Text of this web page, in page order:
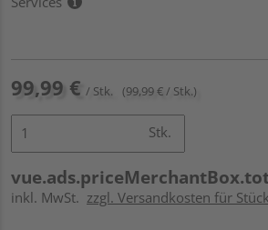
99,99 € / Stk. (99,99 € / Stk.)
Stk.
inkl. MwSt. zzgl. Versandkosten für